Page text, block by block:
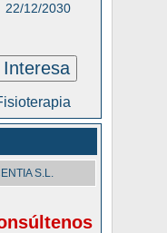
22/12/2030
Interesa
S.L.